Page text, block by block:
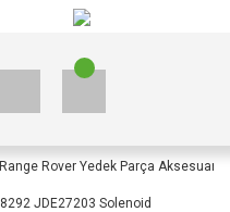
Range Rover Yedek Parça Aksesuar